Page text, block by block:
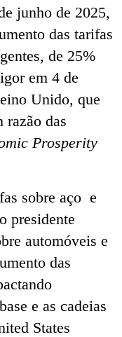
junho de 2025,
das tarifas
de 25%
em 4 de
Unido, que
razão das
Prosperity
sobre aço e
presidente
automóveis e
das
e as cadeias
States